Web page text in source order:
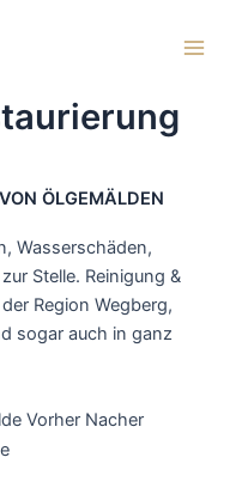
ÖLGEMÄLDEN
Wasserschäden,
Stelle. Reinigung &
Region Wegberg,
sogar auch in ganz